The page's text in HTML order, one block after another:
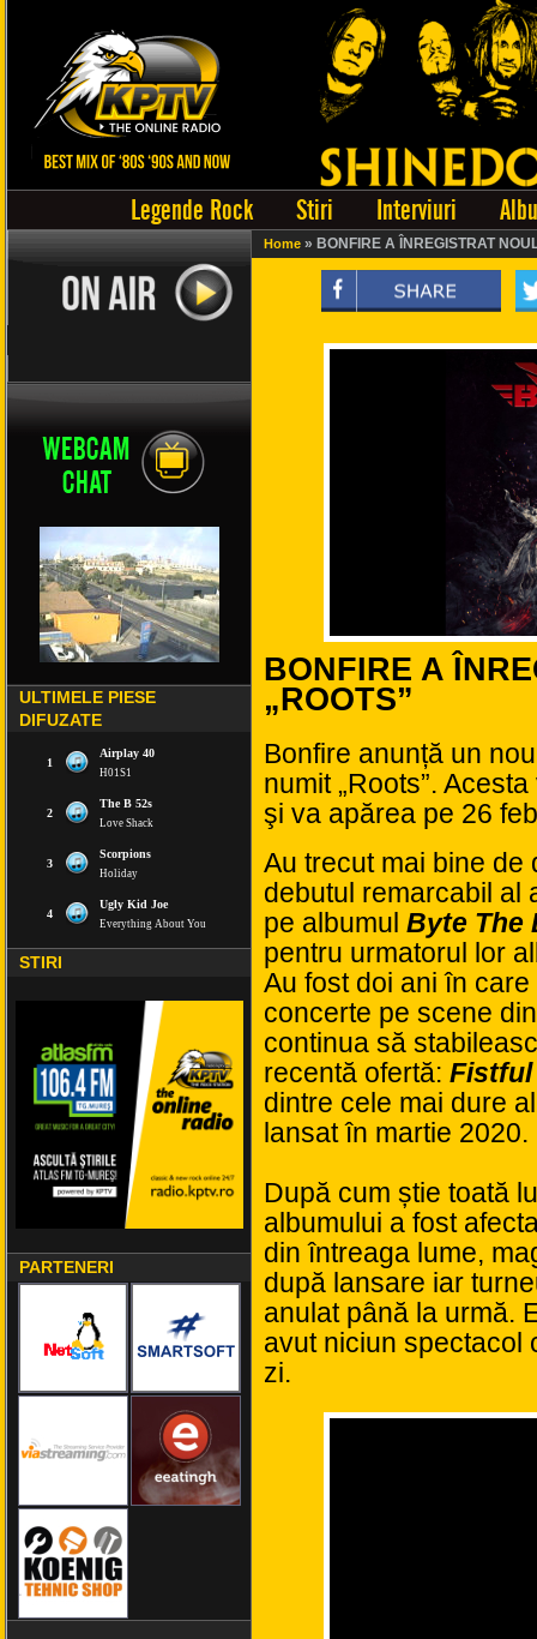
Legende Rock Stiri Interviuri
ULTIMELE PIESE
DIFUZATE
STIRI
PARTENERI
Home » BONFIRE A ÎNREGISTRAT
BONFIRE A
„ROOTS”
Bonfire anunță un
numit „Roots”.
şi va apărea pe 26
Au trecut mai bine
debutul remarcabil
pe albumul Byte The
pentru urmatorul lor
Au fost doi ani în
concerte pe scene
continua să
recentă ofertă: Fistful
dintre cele mai dure
lansat în martie 2020.
După cum știe toată
albumului a fost
din întreaga lume,
după lansare iar
anulat până la urmă.
avut niciun spectacol
zi.